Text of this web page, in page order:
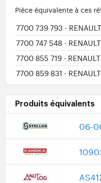
Pièce équivalente à ces
7700 739 793 - RENAULT
7700 747 548 - RENAULT
7700 855 719 - RENAULT
7700 859 831 - RENAULT
Produits équivalents
06-